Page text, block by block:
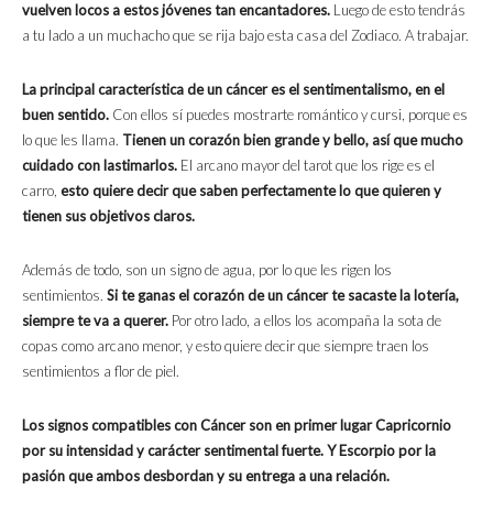
vuelven locos a estos jóvenes tan encantadores. Luego de esto tendrás
a tu lado a un muchacho que se rija bajo esta casa del Zodiaco. A trabajar.
La principal característica de un cáncer es el sentimentalismo, en el
buen sentido. Con ellos sí puedes mostrarte romántico y cursi, porque es
lo que les llama. Tienen un corazón bien grande y bello, así que mucho
cuidado con lastimarlos. El arcano mayor del tarot que los rige es el
carro, esto quiere decir que saben perfectamente lo que quieren y
tienen sus objetivos claros.
Además de todo, son un signo de agua, por lo que les rigen los
sentimientos. Si te ganas el corazón de un cáncer te sacaste la lotería,
siempre te va a querer. Por otro lado, a ellos los acompaña la sota de
copas como arcano menor, y esto quiere decir que siempre traen los
sentimientos a flor de piel.
Los signos compatibles con Cáncer son en primer lugar Capricornio
por su intensidad y carácter sentimental fuerte. Y Escorpio por la
pasión que ambos desbordan y su entrega a una relación.